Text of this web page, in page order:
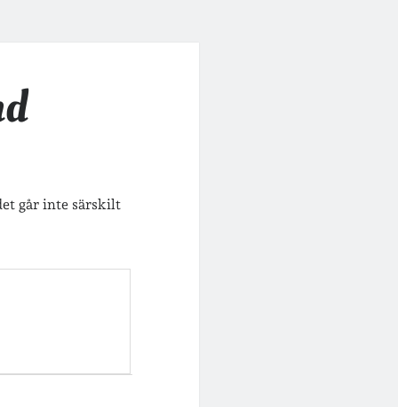
går inte särskilt